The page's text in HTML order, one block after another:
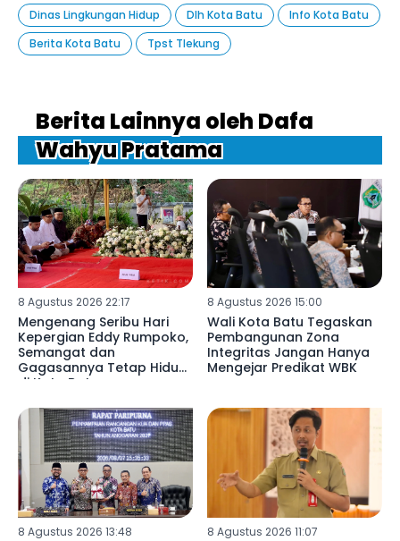
Dinas Lingkungan Hidup Dlh Kota Batu
Info Kota Batu
Berita Kota Batu
Tpst Tlekung
Berita Lainnya oleh Dafa
Wahyu Pratama
8 Agustus 2026 22:17
Mengenang Seribu Hari
Kepergian Eddy Rumpoko,
Semangat dan
Gagasannya Tetap Hidup
di Kota Batu
8 Agustus 2026 15:00
Wali Kota Batu Tegaskan
Pembangunan Zona
Integritas Jangan Hanya
Mengejar Predikat WBK
8 Agustus 2026 13:48 8 Agustus 2026 11:07